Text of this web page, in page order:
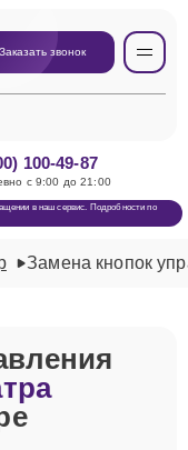
Заказать звонок
100-49-87
с 9:00 до 21:00
в наш сервис. Подробности по
Замена кнопок